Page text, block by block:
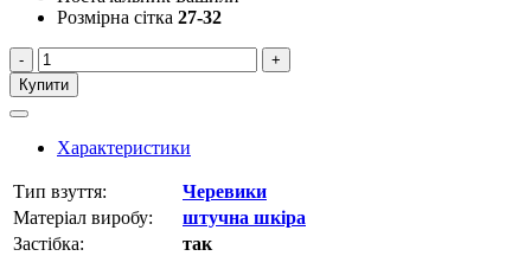
Розмірна сітка 27-32
-
+
Купити
Характеристики
Тип взуття:
Черевики
Матеріал виробу:
штучна шкіра
Застібка:
так